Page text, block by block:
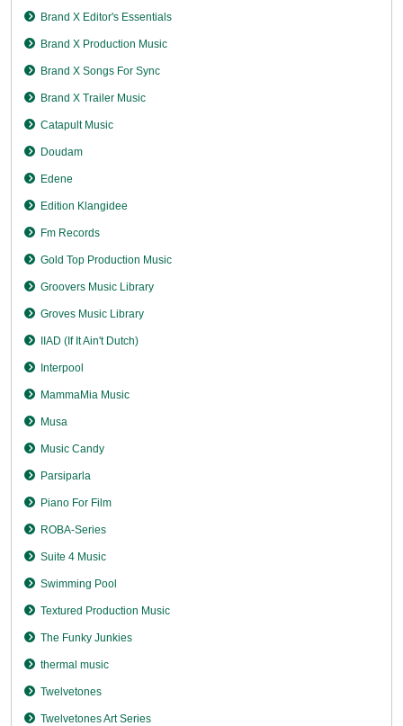
Brand X Editor's Essentials
Brand X Production Music
Brand X Songs For Sync
Brand X Trailer Music
Catapult Music
Doudam
Edene
Edition Klangidee
Fm Records
Gold Top Production Music
Groovers Music Library
Groves Music Library
IIAD (If It Ain't Dutch)
Interpool
MammaMia Music
Musa
Music Candy
Parsiparla
Piano For Film
ROBA-Series
Suite 4 Music
Swimming Pool
Textured Production Music
The Funky Junkies
thermal music
Twelvetones
Twelvetones Art Series